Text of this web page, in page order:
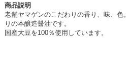
商品説明
老舗ヤマゲンのこだわりの香り、味、色
りの本醸造醤油です。
国産大豆を100％使用しています。